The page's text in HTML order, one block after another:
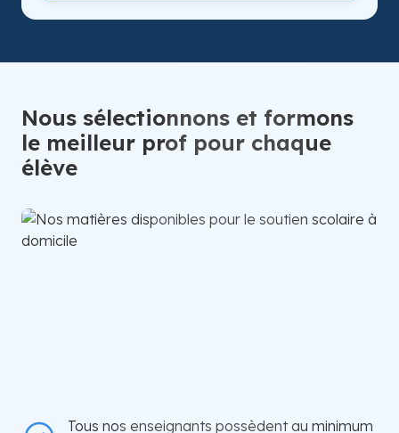
Nous sélectionnons et formons
le meilleur prof pour chaque
élève
Tous nos enseignants possèdent au minimum